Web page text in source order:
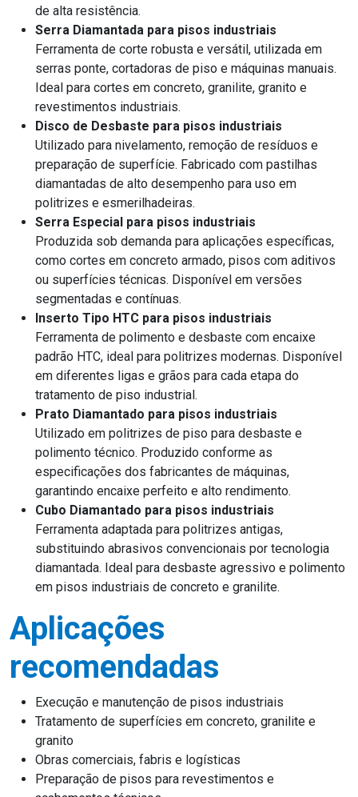
de alta resistência.
Serra Diamantada para pisos industriais
Ferramenta de corte robusta e versátil, utilizada em
serras ponte, cortadoras de piso e máquinas manuais.
Ideal para cortes em concreto, granilite, granito e
revestimentos industriais.
Disco de Desbaste para pisos industriais
Utilizado para nivelamento, remoção de resíduos e
preparação de superfície. Fabricado com pastilhas
diamantadas de alto desempenho para uso em
politrizes e esmerilhadeiras.
Serra Especial para pisos industriais
Produzida sob demanda para aplicações específicas,
como cortes em concreto armado, pisos com aditivos
ou superfícies técnicas. Disponível em versões
segmentadas e contínuas.
Inserto Tipo HTC para pisos industriais
Ferramenta de polimento e desbaste com encaixe
padrão HTC, ideal para politrizes modernas. Disponível
em diferentes ligas e grãos para cada etapa do
tratamento de piso industrial.
Prato Diamantado para pisos industriais
Utilizado em politrizes de piso para desbaste e
polimento técnico. Produzido conforme as
especificações dos fabricantes de máquinas,
garantindo encaixe perfeito e alto rendimento.
Cubo Diamantado para pisos industriais
Ferramenta adaptada para politrizes antigas,
substituindo abrasivos convencionais por tecnologia
diamantada. Ideal para desbaste agressivo e polimento
em pisos industriais de concreto e granilite.
Aplicações
recomendadas
Execução e manutenção de pisos industriais
Tratamento de superfícies em concreto, granilite e
granito
Obras comerciais, fabris e logísticas
Preparação de pisos para revestimentos e